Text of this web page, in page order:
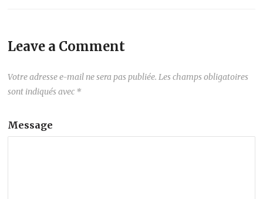
Leave a Comment
Votre adresse e-mail ne sera pas publiée. Les champs obligatoires
sont indiqués avec *
Message